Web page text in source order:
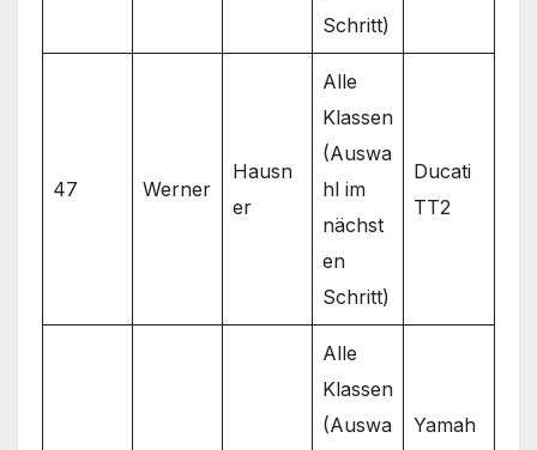
Schritt)
47 Werner
Hausn
er
Alle
Klassen
(Auswa
hl im
nächst
en
Schritt)
Ducati
TT2
Alle
Klassen
(Auswa
Yamah